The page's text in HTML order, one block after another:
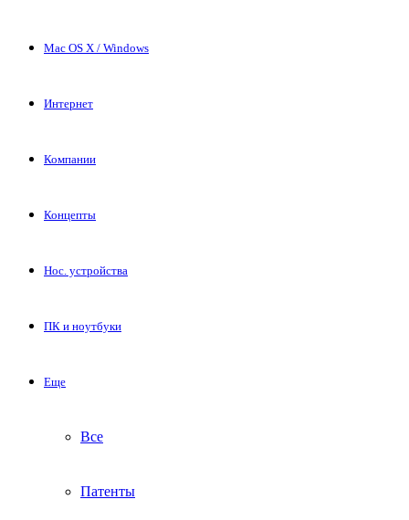
Mac OS X / Windows
Интернет
Компании
Концепты
Нос. устройства
ПК и ноутбуки
Еще
Все
Патенты